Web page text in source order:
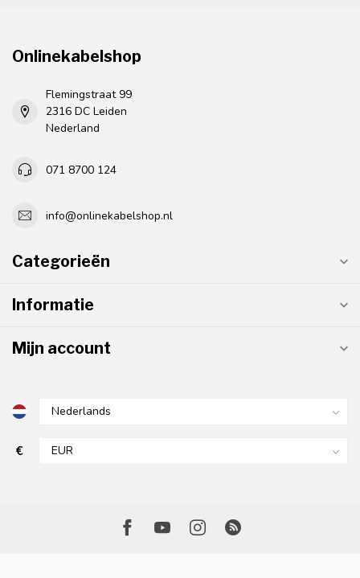
Onlinekabelshop
Flemingstraat 99
2316 DC Leiden
Nederland
071 8700 124
info@onlinekabelshop.nl
Categorieën
Informatie
Mijn account
€